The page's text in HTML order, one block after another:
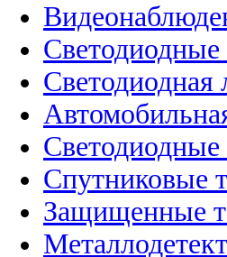
Светодиодная
Светодиодные
Спутниковые
Защищенные